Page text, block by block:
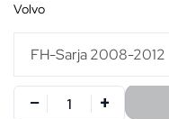
volvo